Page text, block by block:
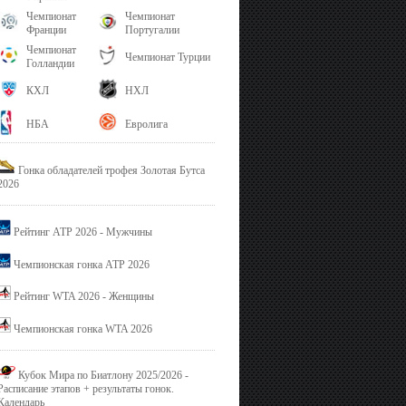
Чемпионат
Франции
Чемпионат
Португалии
Чемпионат
Голландии
Чемпионат Турции
КХЛ НХЛ
НБА Евролига
Гонка обладателей трофея Золотая Бутса
Рейтинг ATP 2026 - Мужчины
Чемпионская гонка ATP 2026
Рейтинг WTA 2026 - Женщины
Чемпионская гонка WTA 2026
Кубок Мира по Биатлону 2025/2026 -
этапов + результаты гонок.